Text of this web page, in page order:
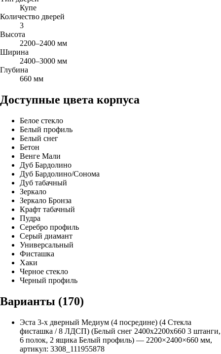
Купе
Количество дверей
3
Высота
2200–2400 мм
Ширина
2400–3000 мм
Глубина
660 мм
Доступные цвета корпуса
Белое стекло
Белый профиль
Белый снег
Бетон
Венге Мали
Дуб Бардолино
Дуб Бардолино/Сонома
Дуб табачный
Зеркало
Зеркало Бронза
Крафт табачный
Пудра
Серебро профиль
Серый диамант
Универсальный
Фисташка
Хаки
Черное стекло
Черный профиль
Варианты (170)
Эста 3-х дверный Медиум (4 посредине) (4 Стекла
фисташка / 8 ЛДСП) (Белый снег 2400х2200х660 3 штанги,
6 полок, 2 ящика Белый профиль) — 2200×2400×660 мм,
артикул: 3308_111955878